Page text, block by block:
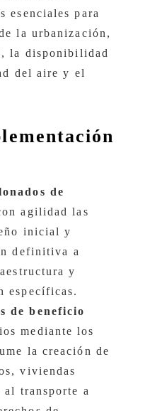
esenciales para
la urbanización,
la disponibilidad
del aire y el
de
agilidad las
inicial y
definitiva a
y
específicas.
de beneficio
mediante los
la creación de
viviendas
al transporte a